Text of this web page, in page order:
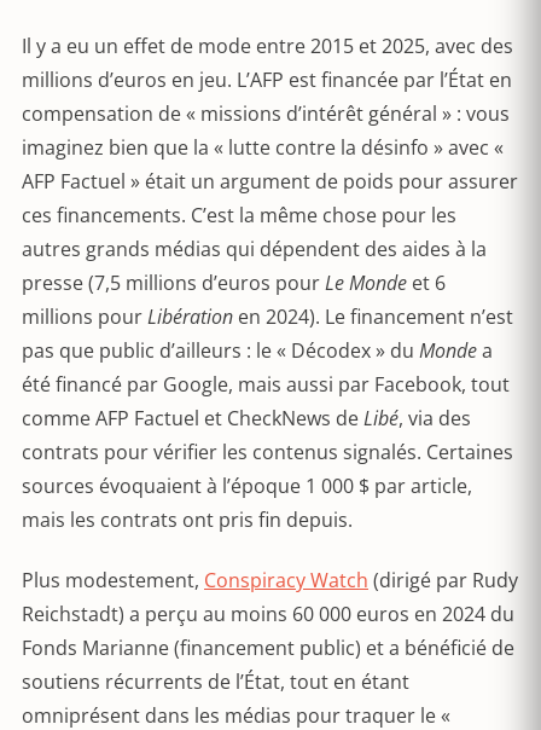
Il y a eu un effet de mode entre 2015 et 2025, avec des
millions d’euros en jeu. L’AFP est financée par l’État en
compensation de « missions d’intérêt général » : vous
imaginez bien que la « lutte contre la désinfo » avec «
AFP Factuel » était un argument de poids pour assurer
ces financements. C’est la même chose pour les
autres grands médias qui dépendent des aides à la
presse (7,5 millions d’euros pourLe Monde et 6
millions pourLibération en 2024). Le financement n’est
pas que public d’ailleurs : le « Décodex » du Mondea
été financé par Google, mais aussi par Facebook, tout
comme AFP Factuel et CheckNews deLibé, via des
contrats pour vérifier les contenus signalés. Certaines
sources évoquaient à l’époque 1 000 $ par article,
mais les contrats ont pris fin depuis.
Plus modestement, Conspiracy Watch (dirigé par Rudy
Reichstadt) a perçu au moins 60 000 euros en 2024 du
Fonds Marianne (financement public) et a bénéficié de
soutiens récurrents de l’État, tout en étant
omniprésent dans les médias pour traquer le «